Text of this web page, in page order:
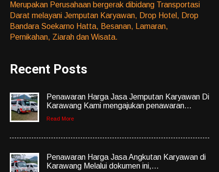
Merupakan Perusahaan bergerak dibidang Transportasi
Darat melayani Jemputan Karyawan, Drop Hotel, Drop
Bandara Soekarno Hatta, Besanan, Lamaran,
Pernikahan, Ziarah dan Wisata.
Recent Posts
Penawaran Harga Jasa Jemputan Karyawan Di
Karawang Kami mengajukan penawaran...
Read More
Penawaran Harga Jasa Angkutan Karyawan di
Karawang Melalui dokumen ini,...